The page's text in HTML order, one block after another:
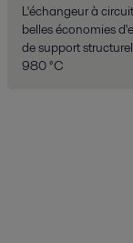
L'échangeur à
belles économies
de support
980 °C